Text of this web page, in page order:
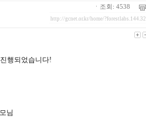
ㆍ조회: 4538
http://gcnet.or.kr/home/?forestlabs.144.32
행되었습니다!
님